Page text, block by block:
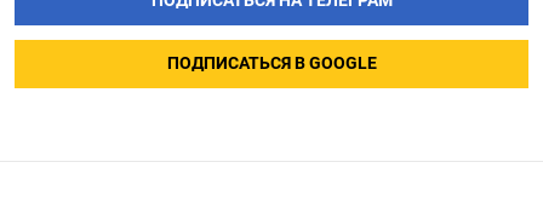
ПОДПИСАТЬСЯ В GOOGLE